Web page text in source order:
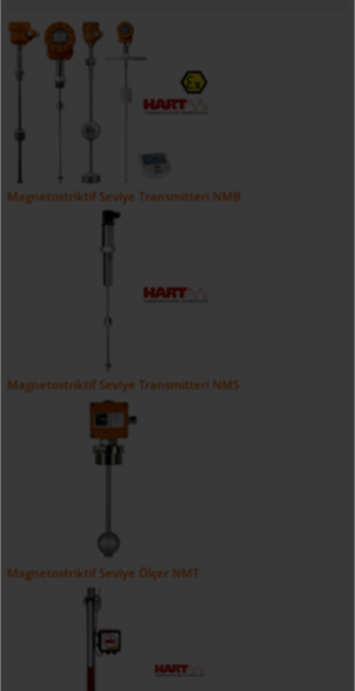
Magnetostriktif Seviye Transmitteri NMB
Magnetostriktif Seviye Transmitteri NMS
Magnetostriktif Seviye Ölçer NMT